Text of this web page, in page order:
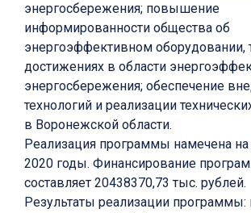
энергосбережения; повышение
информированности общества об
энергоэффективном оборудовании,
достижениях в области
энергосбережения; обеспечение
технологий и реализации
в Воронежской области.
Реализация программы намечена
2020 годы. Финансирование
составляет 20438370,73 тыс. рублей.
Результаты реализации